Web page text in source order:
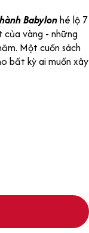
Babylonhé lộ 7
vàng - những
Một cuốn sách
bất kỳ ai muốn xây